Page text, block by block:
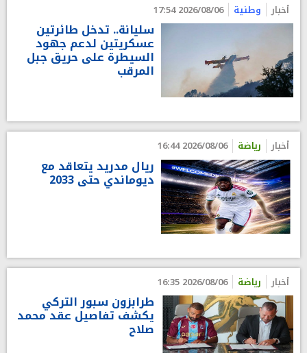
أخبار وطنية 2026/08/06 17:54
سليانة.. تدخل طائرتين
عسكريتين لدعم جهود
السيطرة على حريق جبل
المرقب
أخبار رياضة 2026/08/06 16:44
ريال مدريد يتعاقد مع
ديوماندي حتى 2033
أخبار رياضة 2026/08/06 16:35
طرابزون سبور التركي
يكشف تفاصيل عقد محمد
صلاح